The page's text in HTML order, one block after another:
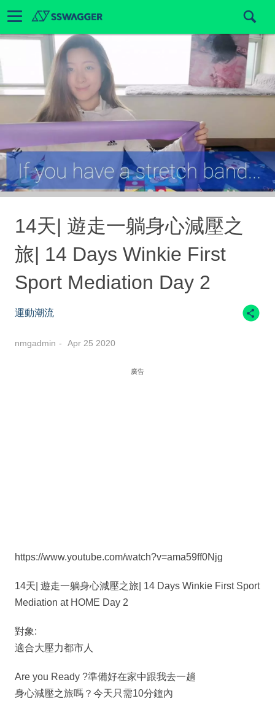
14天| 遊走一躺身心減壓之
旅| 14 Days Winkie First
Sport Mediation Day 2
運動潮流
nmgadmin Apr 25 2020
廣告
https://www.youtube.com/watch?v=ama59ff0Njg
14天| 遊走一躺身心減壓之旅| 14 Days Winkie First Sport
Mediation at HOME Day 2
對象:
適合大壓力都市人
Are you Ready ?準備好在家中跟我去一趟
身心減壓之旅嗎？今天只需10分鐘內